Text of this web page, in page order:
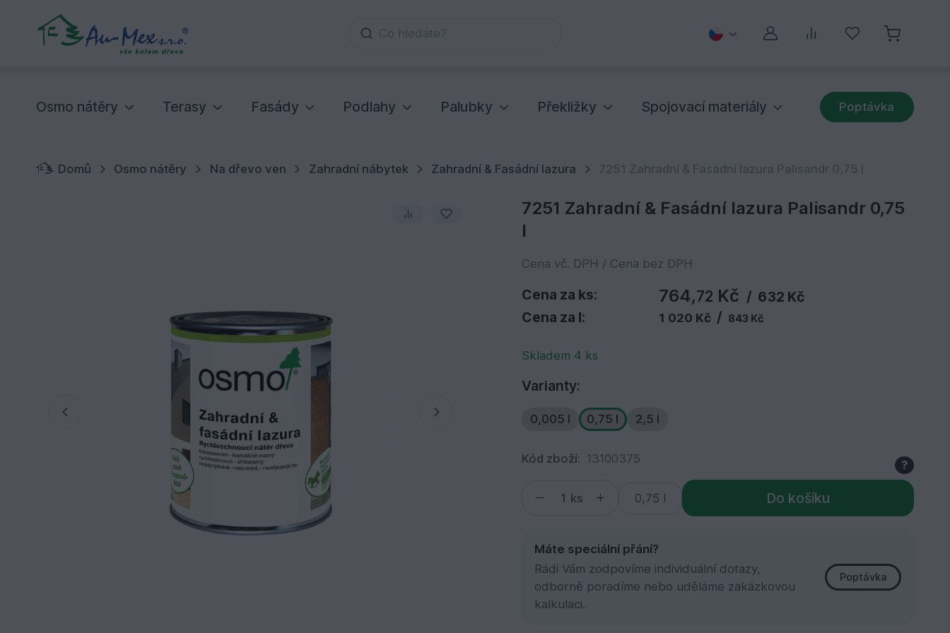
Co hledáte? Můj účetPorovnávání
Oblíbené
Osmo nátěry Terasy Fasády Podlahy Palubky Překližky Spojovací materiály Poptávka
Domů Osmo nátěry Na dřevo ven Zahradní nábytek Zahradní & Fasádní lazura 7251 Zahradní & Fasádní lazura Palisandr 0,75 l
7251 Zahradní & Fasádní lazura Palisandr 0,75
l
Cena vč. DPH / Cena bez DPH
Cena za ks: 764,72 Kč / 632 Kč
Cena za l:
1 020 Kč / 843 Kč
Skladem 4 ks
Varianty:
0,005 l 0,75 l 2,5 l
Kód zboží: 13100375 ?
ks Do košíku
Máte speciální přání?
Rádi Vám zodpovíme individuální dotazy,
odborně poradíme nebo uděláme zakázkovou
kalkulaci.
Poptávka